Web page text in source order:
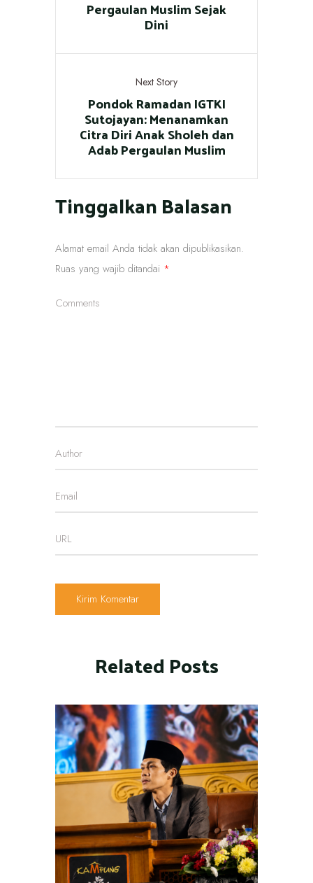
Pergaulan Muslim Sejak
Dini
Next Story
Pondok Ramadan IGTKI
Sutojayan: Menanamkan
Citra Diri Anak Sholeh dan
Adab Pergaulan Muslim
Tinggalkan Balasan
Alamat email Anda tidak akan dipublikasikan.
Ruas yang wajib ditandai *
Related Posts